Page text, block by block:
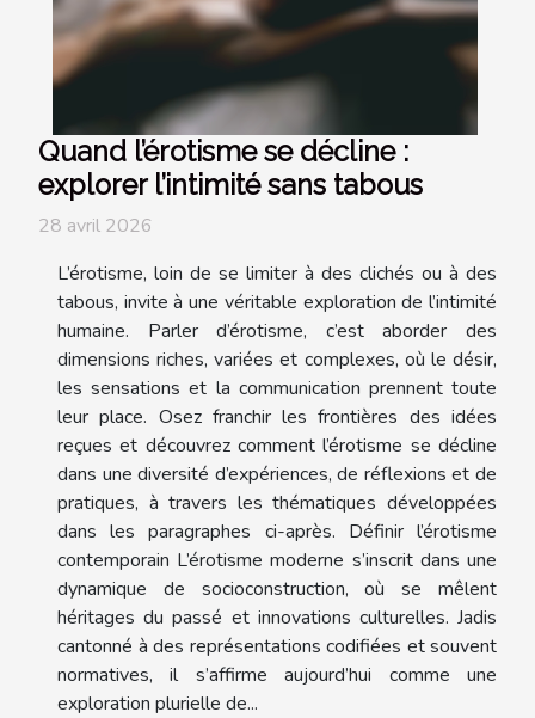
Quand l’érotisme se décline :
explorer l’intimité sans tabous
28 avril 2026
L’érotisme, loin de se limiter à des clichés ou à des
tabous, invite à une véritable exploration de l’intimité
humaine. Parler d’érotisme, c’est aborder des
dimensions riches, variées et complexes, où le désir,
les sensations et la communication prennent toute
leur place. Osez franchir les frontières des idées
reçues et découvrez comment l’érotisme se décline
dans une diversité d’expériences, de réflexions et de
pratiques, à travers les thématiques développées
dans les paragraphes ci-après. Définir l’érotisme
contemporain L’érotisme moderne s’inscrit dans une
dynamique de socioconstruction, où se mêlent
héritages du passé et innovations culturelles. Jadis
cantonné à des représentations codifiées et souvent
normatives, il s’affirme aujourd’hui comme une
exploration plurielle de...